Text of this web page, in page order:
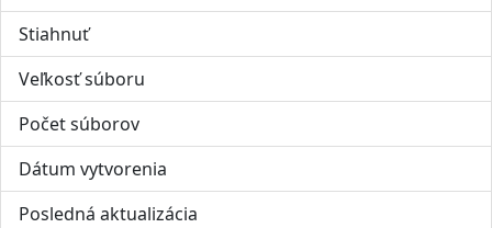
Stiahnuť
Veľkosť súboru
Počet súborov
Dátum vytvorenia
Posledná aktualizácia